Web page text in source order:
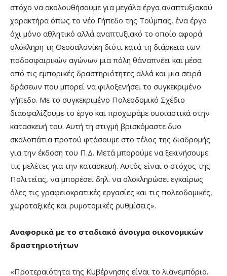
στόχο να ακολουθήσουμε για μεγάλα έργα αναπτυξιακού
χαρακτήρα όπως το νέο Γήπεδο της Τούμπας, ένα έργο
όχι μόνο αθλητικό αλλά αναπτυξιακό το οποίο αφορά
ολόκληρη τη Θεσσαλονίκη διότι κατά τη διάρκεια των
ποδοσφαιρικών αγώνων μια πόλη θ΄αναπνέει και μέσα
από τις εμπορικές δραστηριότητες αλλά και μια σειρά
δράσεων που μπορεί να φιλοξενήσει το συγκεκριμένο
γήπεδο. Με το συγκεκριμένο Πολεοδομικό Σχέδιο
διασφαλίζουμε το έργο και προχωράμε ουσιαστικά στην
κατασκευή του. Αυτή τη στιγμή βρισκόμαστε δυο
σκαλοπάτια προτού φτάσουμε στο τέλος της διαδρομής
για την έκδοση του Π.Δ. Μετά μπορούμε να ξεκινήσουμε
τις μελέτες για την κατασκευή. Αυτός είναι ο στόχος της
Πολιτείας, να μπορέσει δηλ. να ολοκληρώσει εγκαίρως
όλες τις γραφειοκρατικές εργασίες και τις πολεοδομικές,
χωροταξικές και ρυμοτομικές ρυθμίσεις».
Αναφορικά με το σταδιακό άνοιγμα οικονομικών
δραστηριοτήτων
«Προτεραιότητα της Κυβέρνησης είναι το λιανεμπόριο.